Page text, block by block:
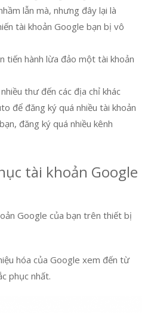
lẫn mà, nhưng đây lại là
tài khoản Google bạn bị vô
tiến hành lừa đảo một tài khoản
thư đến các địa chỉ khác
để đăng ký quá nhiều tài khoản
đăng ký quá nhiều kênh
tài khoản Google
Google của bạn trên thiết bị
hóa của Google xem đến từ
phục nhất.